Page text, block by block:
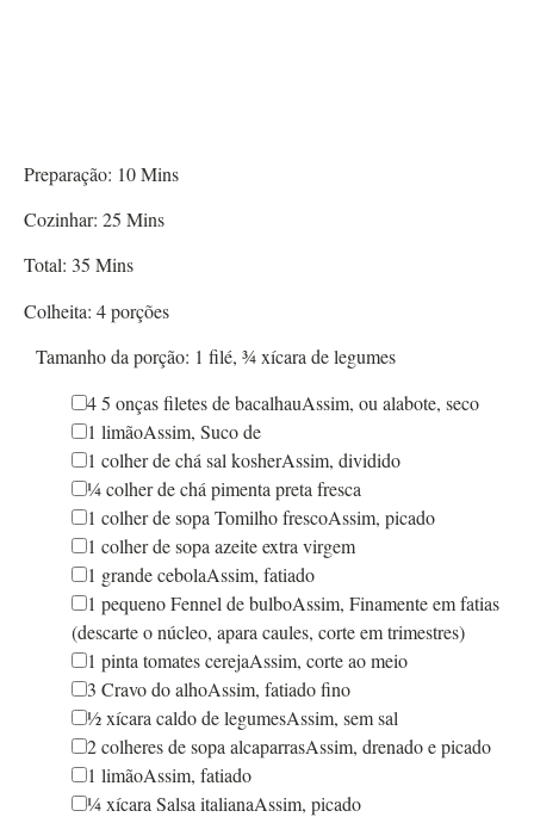
Preparação: 10Mins
Cozinhar: 25 Mins
Total: 35 Mins
Colheita: 4porções
Tamanho da porção: 1 filé, ¾ xícara de legumes
45 onçasfiletes de bacalhauAssim, ou alabote, seco
1 limãoAssim, Suco de
1 colher de chá sal kosherAssim, dividido
¼colher de chá pimenta preta fresca
1 colher de sopa Tomilho frescoAssim, picado
1 colher de sopa azeite extra virgem
1 grandecebolaAssim, fatiado
1 pequenoFennel de bulboAssim, Finamente em fatias
(descarte o núcleo, apara caules, corte em trimestres)
1 pinta tomates cerejaAssim, corte ao meio
3 Cravo do alhoAssim, fatiado fino
½xícara caldo de legumesAssim, sem sal
2colheres de sopa alcaparrasAssim, drenado e picado
1 limãoAssim, fatiado
¼xícara Salsa italianaAssim, picado